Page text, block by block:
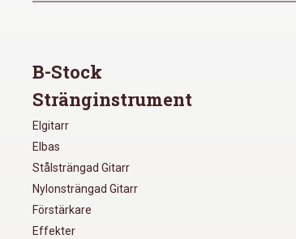
B-Stock
Stränginstrument
Elgitarr
Elbas
Stålsträngad Gitarr
Nylonsträngad Gitarr
Förstärkare
Effekter